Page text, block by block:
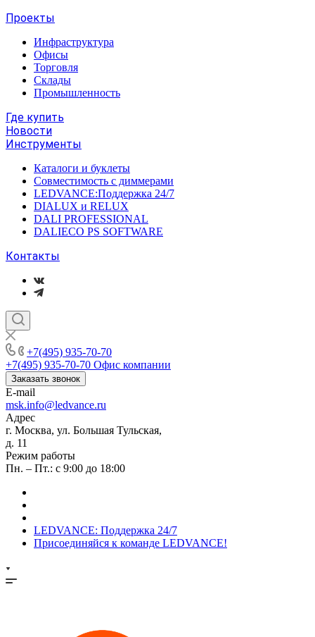
Проекты
Инфраструктура
Офисы
Торговля
Склады
Промышленность
Где купить
Новости
Инструменты
Каталоги и буклеты
Совместимость с диммерами
LEDVANCE:Поддержка 24/7
DIALUX и RELUX
DALI PROFESSIONAL
DALIECO PS SOFTWARE
Контакты
+7(495) 935-70-70
+7(495) 935-70-70 Офис компании
Заказать звонок
E-mail
msk.info@ledvance.ru
Адрес
г. Москва, ул. Большая Тульская,
д. 11
Режим работы
Пн. – Пт.: с 9:00 до 18:00
LEDVANCE: Поддержка 24/7
Присоединяйся к команде LEDVANCE!